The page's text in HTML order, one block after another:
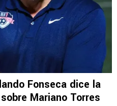
Fonseca dice la
Mariano Torres